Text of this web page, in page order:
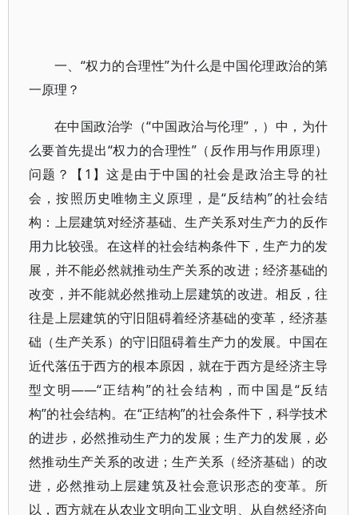
一、“权力的合理性”为什么是中国伦理政治的第
一原理？
在中国政治学（“中国政治与伦理”，）中，为什
么要首先提出“权力的合理性”（反作用与作用原理）
问题？【1】这是由于中国的社会是政治主导的社
会，按照历史唯物主义原理，是“反结构”的社会结
构：上层建筑对经济基础、生产关系对生产力的反作
用力比较强。在这样的社会结构条件下，生产力的发
展，并不能必然就推动生产关系的改进；经济基础的
改变，并不能就必然推动上层建筑的改进。相反，往
往是上层建筑的守旧阻碍着经济基础的变革，经济基
础（生产关系）的守旧阻碍着生产力的发展。中国在
近代落伍于西方的根本原因，就在于西方是经济主导
型文明——“正结构”的社会结构，而中国是“反结
构”的社会结构。在“正结构”的社会条件下，科学技术
的进步，必然推动生产力的发展；生产力的发展，必
然推动生产关系的改进；生产关系（经济基础）的改
进，必然推动上层建筑及社会意识形态的变革。所
以，西方就在从农业文明向工业文明、从自然经济向